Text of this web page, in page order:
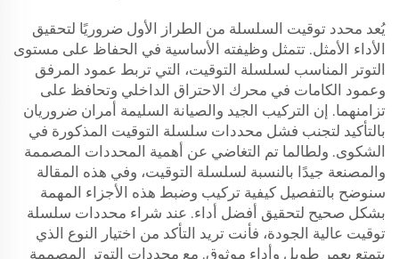
يُعد محدد توقيت السلسلة من الطراز الأول ضروريًا لتحقيق
الأداء الأمثل. تتمثل وظيفته الأساسية في الحفاظ على مستوى
التوتر المناسب لسلسلة التوقيت، التي تربط عمود المرفق
وعمود الكامات في محرك الاحتراق الداخلي وتحافظ على
تزامنهما. إن التركيب الجيد والصيانة السليمة أمران ضروريان
بالتأكيد لتجنب فشل محددات سلسلة التوقيت المذكورة في
الشكوى. ولطالما تم التغاضي عن أهمية المحددات المصممة
والمصنعة جيدًا بالنسبة لسلسلة التوقيت، وفي هذه المقالة
سنوضح بالتفصيل كيفية تركيب وضبط هذه الأجزاء المهمة
بشكل صحيح لتحقيق أفضل أداء. عند شراء محددات سلسلة
توقيت عالية الجودة، فأنت تريد التأكد من اختيار النوع الذي
يتمتع بعمر طويل وأداء موثوق. مع محددات التوتر المصممة